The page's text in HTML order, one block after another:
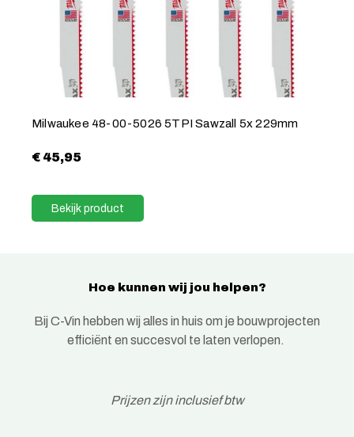
Milwaukee 48-00-5026 5TPI Sawzall 5x 229mm
€45,95
Bekijk product
Hoe kunnen wij jou helpen?
Bij C-Vin hebben wij alles in huis om je bouwprojecten
efficiënt en succesvol te laten verlopen.
Prijzen zijn inclusief btw